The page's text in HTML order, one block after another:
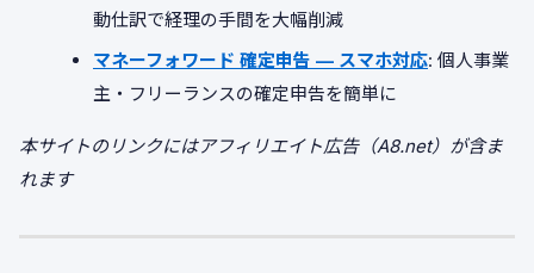
動仕訳で経理の手間を大幅削減
マネーフォワード 確定申告 — スマホ対応: 個人事業
主・フリーランスの確定申告を簡単に
本サイトのリンクにはアフィリエイト広告（A8.net）が含ま
れます